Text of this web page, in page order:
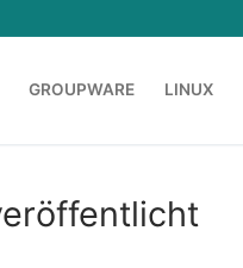
GROUPWARE LINUX